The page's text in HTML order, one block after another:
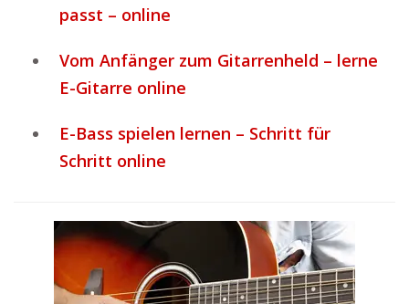
passt – online
Vom Anfänger zum Gitarrenheld – lerne
E-Gitarre online
E-Bass spielen lernen – Schritt für
Schritt online